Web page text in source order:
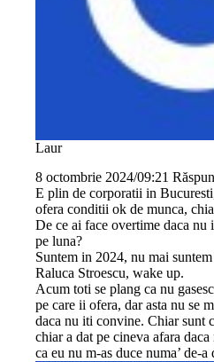
Laur
8 octombrie 2024/09:21
E plin de corporatii in
ofera conditii ok de munca,
De ce ai face overtime daca nu
pe luna?
Suntem in 2024, nu mai
Raluca Stroescu, wake up.
Acum toti se plang ca nu
pe care ii ofera, dar asta nu se
daca nu iti convine. Chiar sunt
chiar a dat pe cineva afara
ca eu nu m-as duce numa’ de-a